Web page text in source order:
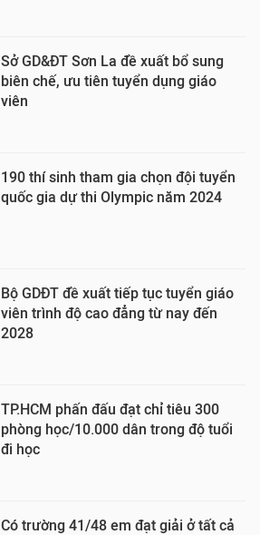
Sở GD&ĐT Sơn La đề xuất bổ sung
biên chế, ưu tiên tuyển dụng giáo
viên
190 thí sinh tham gia chọn đội tuyển
quốc gia dự thi Olympic năm 2024
Bộ GDĐT đề xuất tiếp tục tuyển giáo
viên trình độ cao đẳng từ nay đến
2028
TP.HCM phấn đấu đạt chỉ tiêu 300
phòng học/10.000 dân trong độ tuổi
đi học
Có trường 41/48 em đạt giải ở tất cả